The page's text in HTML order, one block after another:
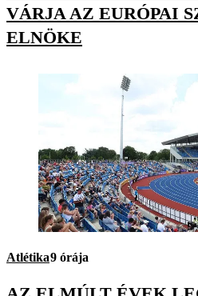
VÁRJA AZ EURÓPAI
ELNÖKE
Atlétika9 órája